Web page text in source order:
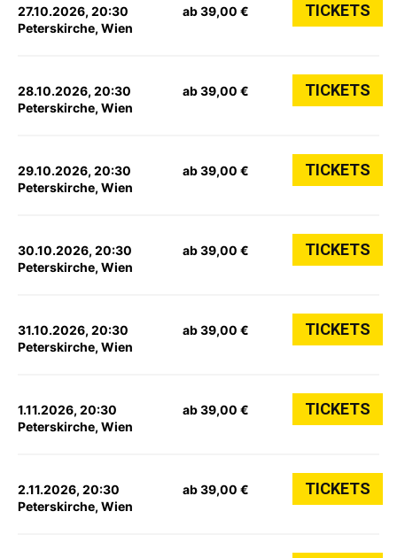
27.10.2026, 20:30
Peterskirche, Wien
ab 39,00 € TICKETS
28.10.2026, 20:30
Peterskirche, Wien
ab 39,00 € TICKETS
29.10.2026, 20:30
Peterskirche, Wien
ab 39,00 € TICKETS
30.10.2026, 20:30
Peterskirche, Wien
ab 39,00 € TICKETS
31.10.2026, 20:30
Peterskirche, Wien
ab 39,00 € TICKETS
1.11.2026, 20:30
Peterskirche, Wien
ab 39,00 € TICKETS
2.11.2026, 20:30
Peterskirche, Wien
ab 39,00 € TICKETS